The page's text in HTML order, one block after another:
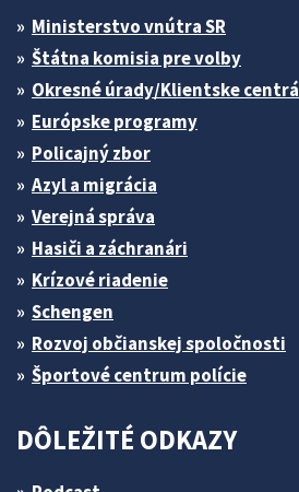
Ministerstvo vnútra SR
Štátna komisia pre volby
Okresné úrady/Klientske centrá
Európske programy
Policajný zbor
Azyl a migrácia
Verejná správa
Hasiči a záchranári
Krízové riadenie
Schengen
Rozvoj občianskej spoločnosti
Športové centrum polície
DÔLEŽITÉ ODKAZY